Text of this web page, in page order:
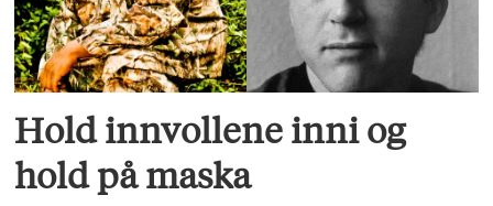
Hold innvollene inni og
hold på maska